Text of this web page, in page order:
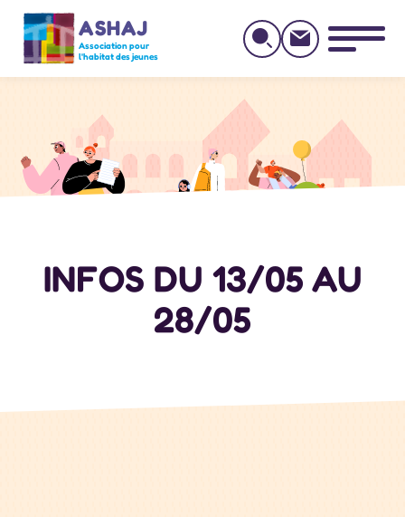
ASHAJ
Association pour
l'habitat des jeunes
INFOS DU 13/05 AU
28/05